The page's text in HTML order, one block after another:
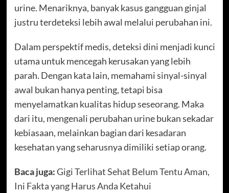
urine. Menariknya, banyak kasus gangguan ginjal
justru terdeteksi lebih awal melalui perubahan ini.
Dalam perspektif medis, deteksi dini menjadi kunci
utama untuk mencegah kerusakan yang lebih
parah. Dengan kata lain, memahami sinyal-sinyal
awal bukan hanya penting, tetapi bisa
menyelamatkan kualitas hidup seseorang. Maka
dari itu, mengenali perubahan urine bukan sekadar
kebiasaan, melainkan bagian dari kesadaran
kesehatan yang seharusnya dimiliki setiap orang.
Baca juga:Gigi Terlihat Sehat Belum Tentu Aman,
Ini Fakta yang Harus Anda Ketahui